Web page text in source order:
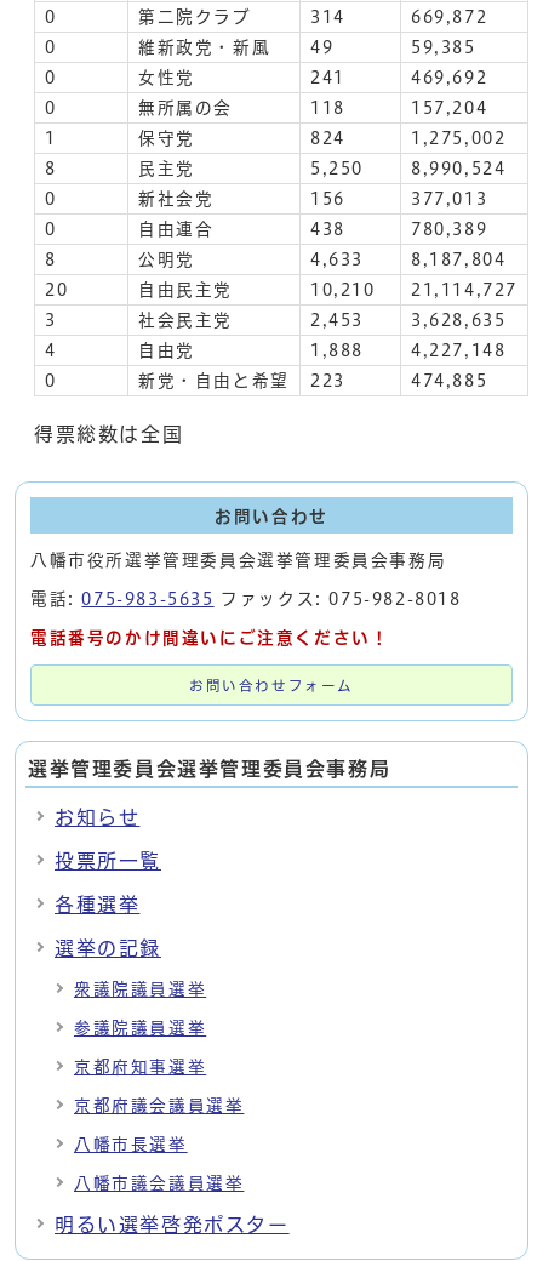
0
第二院クラブ 314
669,872
0
維新政党・新風 49
59,385
0
女性党 241
469,692
0
無所属の会 118
157,204
1
保守党 824
1,275,002
8
民主党 5,250
8,990,524
0
新社会党 156
377,013
0
自由連合 438
780,389
8
公明党 4,633
8,187,804
20
自由民主党 10,210
21,114,727
3
社会民主党 2,453
3,628,635
4
自由党 1,888
4,227,148
0
新党・自由と希望 223 474,885
得票総数は全国
お問い合わせ
八幡市役所選挙管理委員会選挙管理委員会事務局
電話:075-983-5635 ファックス: 075-982-8018
電話番号のかけ間違いにご注意ください！
お問い合わせフォーム
選挙管理委員会選挙管理委員会事務局
お知らせ
投票所一覧
各種選挙
選挙の記録
衆議院議員選挙
参議院議員選挙
京都府知事選挙
京都府議会議員選挙
八幡市長選挙
八幡市議会議員選挙
明るい選挙啓発ポスター